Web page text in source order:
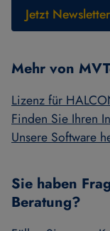
Jetzt
Mehr von
Lizenz für
Finden Sie Ihren
Unsere Software
Sie haben
Beratung?